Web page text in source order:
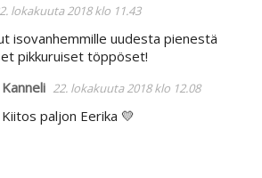
lokakuuta 2018 klo 11.43
isovanhemmille uudesta pienestä
pikkuruiset töppöset!
Kanneli 22. lokakuuta 2018 klo 12.08
Kiitos paljon Eerika 💛